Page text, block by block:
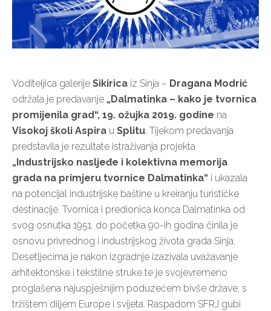
Voditeljica galerije Sikirica iz Sinja – Dragana Modrić
održala je predavanje „Dalmatinka – kako je tvornica
promijenila grad“, 19. ožujka 2019. godine na
Visokoj školi Aspira u Splitu. Tijekom predavanja
predstavila je rezultate istraživanja projekta
„Industrijsko nasljeđe i kolektivna memorija
grada na primjeru tvornice Dalmatinka“ i ukazala
na potencijal industrijske baštine u kreiranju turističke
destinacije. Tvornica i predionica konca Dalmatinka od
svog osnutka 1951. do početka 90-ih godina činila je
osnovu privrednog i industrijskog života grada Sinja.
Desetljećima je nakon izgradnje izazivala uvažavanje
arhitektonske i tekstilne struke te je svojevremeno
proglašena najuspješnijim poduzećem bivše države, s
tržištem diljem Europe i svijeta. Raspadom SFRJ gubi